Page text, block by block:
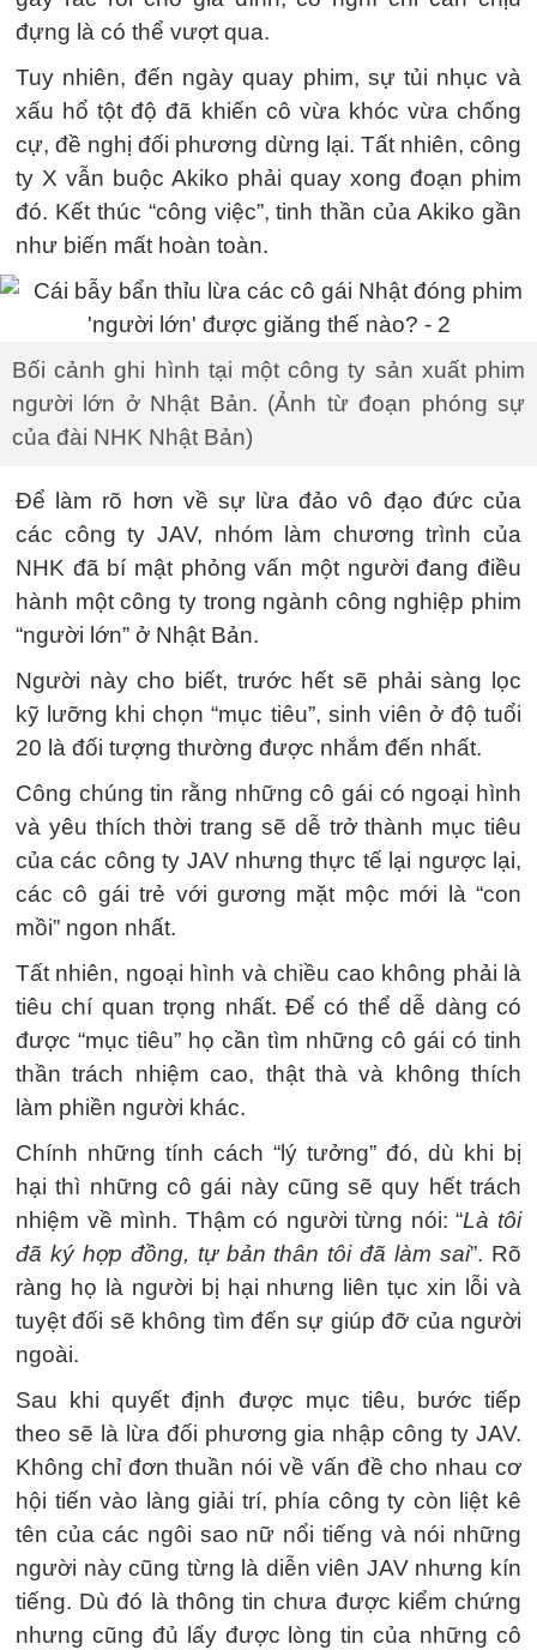
đựng là có thể vượt qua.
Tuy nhiên, đến ngày quay phim, sự tủi nhục và
xấu hổ tột độ đã khiến cô vừa khóc vừa chống
cự, đề nghị đối phương dừng lại. Tất nhiên, công
ty X vẫn buộc Akiko phải quay xong đoạn phim
đó. Kết thúc “công việc”, tinh thần của Akiko gần
như biến mất hoàn toàn.
Bối cảnh ghi hình tại một công ty sản xuất phim
người lớn ở Nhật Bản. (Ảnh từ đoạn phóng sự
của đài NHK Nhật Bản)
Để làm rõ hơn về sự lừa đảo vô đạo đức của
các công ty JAV, nhóm làm chương trình của
NHK đã bí mật phỏng vấn một người đang điều
hành một công ty trong ngành công nghiệp phim
“người lớn” ở Nhật Bản.
Người này cho biết, trước hết sẽ phải sàng lọc
kỹ lưỡng khi chọn “mục tiêu”, sinh viên ở độ tuổi
20 là đối tượng thường được nhắm đến nhất.
Công chúng tin rằng những cô gái có ngoại hình
và yêu thích thời trang sẽ dễ trở thành mục tiêu
của các công ty JAV nhưng thực tế lại ngược lại,
các cô gái trẻ với gương mặt mộc mới là “con
mồi” ngon nhất.
Tất nhiên, ngoại hình và chiều cao không phải là
tiêu chí quan trọng nhất. Để có thể dễ dàng có
được “mục tiêu” họ cần tìm những cô gái có tinh
thần trách nhiệm cao, thật thà và không thích
làm phiền người khác.
Chính những tính cách “lý tưởng” đó, dù khi bị
hại thì những cô gái này cũng sẽ quy hết trách
nhiệm về mình. Thậm có người từng nói: “Là tôi
đã ký hợp đồng, tự bản thân tôi đã làm sai”. Rõ
ràng họ là người bị hại nhưng liên tục xin lỗi và
tuyệt đối sẽ không tìm đến sự giúp đỡ của người
ngoài.
Sau khi quyết định được mục tiêu, bước tiếp
theo sẽ là lừa đối phương gia nhập công ty JAV.
Không chỉ đơn thuần nói về vấn đề cho nhau cơ
hội tiến vào làng giải trí, phía công ty còn liệt kê
tên của các ngôi sao nữ nổi tiếng và nói những
người này cũng từng là diễn viên JAV nhưng kín
tiếng. Dù đó là thông tin chưa được kiểm chứng
nhưng cũng đủ lấy được lòng tin của những cô